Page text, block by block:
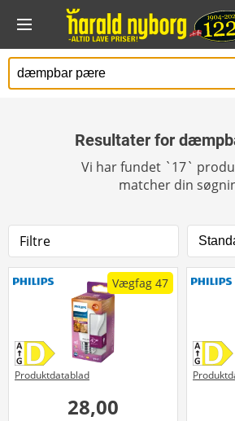
Resultater for
Vi har fundet `17`
matcher din
Filtre
Vægfag 47
28,00
Produktdatablad